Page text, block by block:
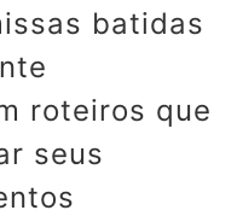
batidas
roteiros que
seus